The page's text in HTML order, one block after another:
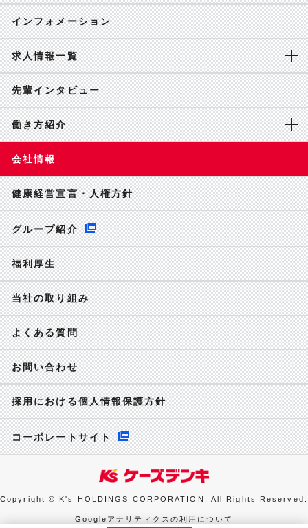
インフォメーション
求人情報一覧
先輩インタビュー
働き方紹介
会社情報
健康経営宣言・人権方針
グループ紹介
福利厚生
当社の取り組み
よくある質問
お問い合わせ
採用における個人情報保護方針
コーポレートサイト
Copyright © K's HOLDINGS CORPORATION. All Rights Reserved.
Googleアナリティクスの利用について